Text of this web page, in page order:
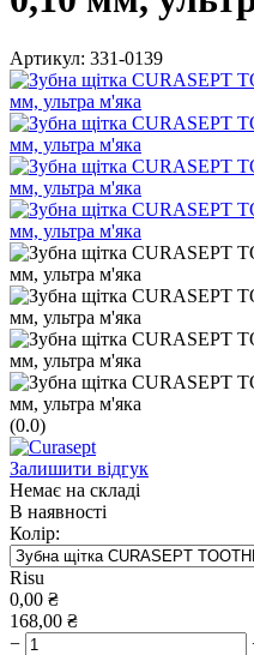
Артикул: 331-0139
(0.0)
Залишити відгук
Немає на складі
В наявності
Колір:
Risu
0,00 ₴
168,00 ₴
−